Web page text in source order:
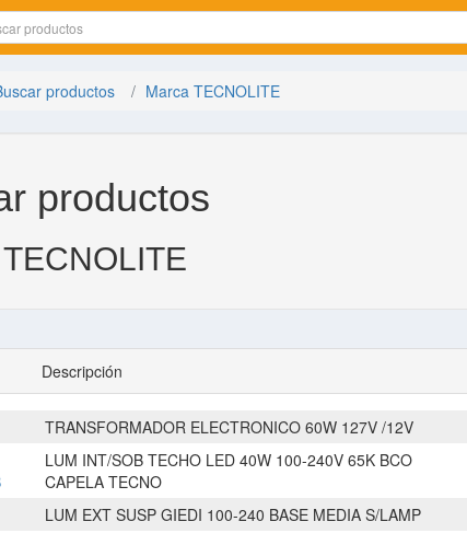
productos Marca TECNOLITE
productos
Descripción
TRANSFORMADOR ELECTRONICO 60W 127V /12V
LUM INT/SOB TECHO LED 40W 100-240V 65K BCO
CAPELA TECNO
LUM EXT SUSP GIEDI 100-240 BASE MEDIA S/LAMP